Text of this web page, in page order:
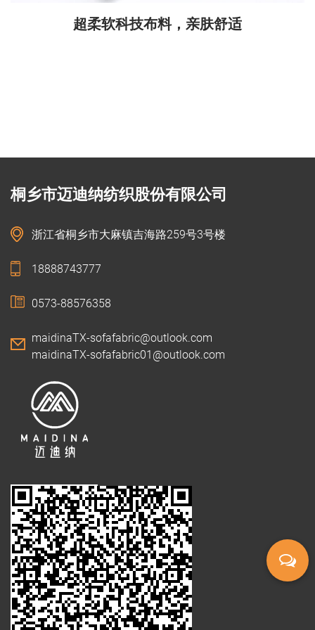
超柔软科技布料，亲肤舒适
桐乡市迈迪纳纺织股份有限公司
浙江省桐乡市大麻镇吉海路259号3号楼
18888743777
0573-88576358
maidinaTX-sofafabric@outlook.com
maidinaTX-sofafabric01@outlook.com